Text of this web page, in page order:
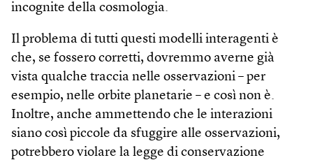
incognite della cosmologia.
Il problema di tutti questi modelli interagenti è
che, se fossero corretti, dovremmo averne già
vista qualche traccia nelle osservazioni – per
esempio, nelle orbite planetarie – e così non è.
Inoltre, anche ammettendo che le interazioni
siano così piccole da sfuggire alle osservazioni,
potrebbero violare la legge di conservazione